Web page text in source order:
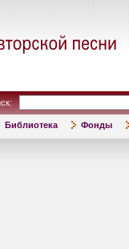
Библиотека Фонды